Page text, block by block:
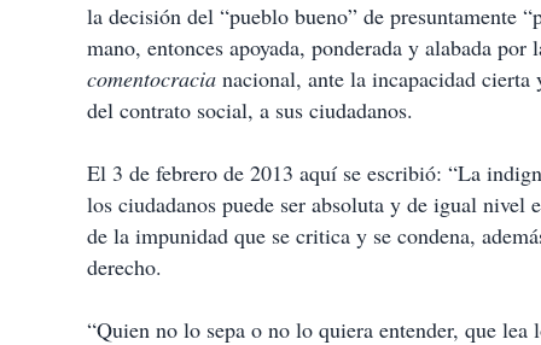
la decisión del “pueblo bueno” de presuntamente
mano, entonces apoyada, ponderada y alabada
comentocracia nacional, ante la incapacidad
del contrato social, a sus ciudadanos.
El 3 de febrero de 2013 aquí se escribió: “La
los ciudadanos puede ser absoluta y de igual
de la impunidad que se critica y se condena,
derecho.
“Quien no lo sepa o no lo quiera entender, que